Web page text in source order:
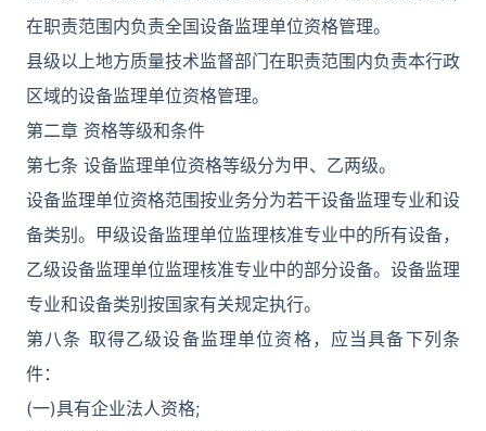
在职责范围内负责全国设备监理单位资格管理。
县级以上地方质量技术监督部门在职责范围内负责本行政
区域的设备监理单位资格管理。
第二章 资格等级和条件
第七条 设备监理单位资格等级分为甲、乙两级。
设备监理单位资格范围按业务分为若干设备监理专业和设
备类别。甲级设备监理单位监理核准专业中的所有设备，
乙级设备监理单位监理核准专业中的部分设备。设备监理
专业和设备类别按国家有关规定执行。
第八条 取得乙级设备监理单位资格，应当具备下列条
件：
(一)具有企业法人资格;